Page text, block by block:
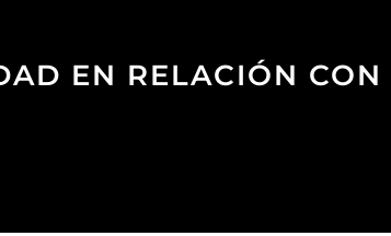
EN RELACIÓN